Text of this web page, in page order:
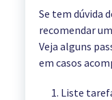
Se tem dúvida
recomendar
Veja alguns
em casos
Liste